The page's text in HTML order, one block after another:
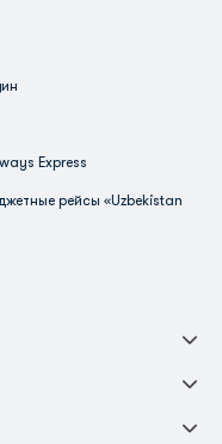
Express
рейсы «Uzbekistan